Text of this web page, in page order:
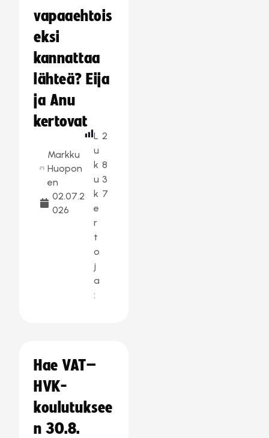
vapaaehtois
eksi
kannattaa
lähteä? Eija
ja Anu
kertovat
Markku
Huopon
en
02.07.2
026
L
u
k
u
k
e
r
t
o
j
a
:
2
8
3
7
Hae VAT–
HVK-
koulutuksee
n 30.8.